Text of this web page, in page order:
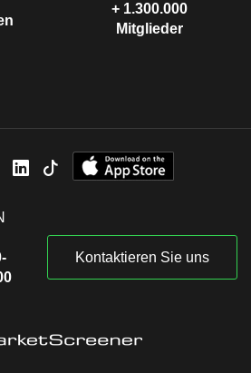
+ 1.300.000
Mitglieder
Kontaktieren Sie uns